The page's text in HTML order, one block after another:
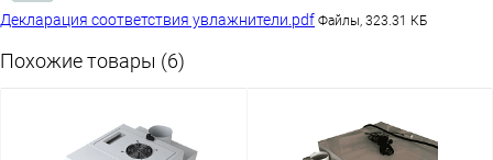
Декларация соответствия увлажнители.pdf Файлы, 323.31 КБ
Похожие товары (6)